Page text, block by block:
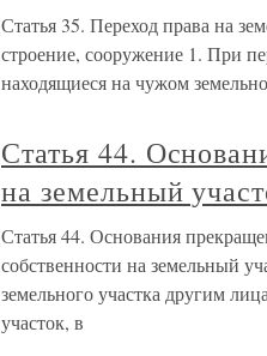
Статья 35. Переход права на
строение, сооружение 1. При
находящиеся на чужом
Статья 44.
на земельный
Статья 44. Основания
собственности на земельный
земельного участка другим
участок, в